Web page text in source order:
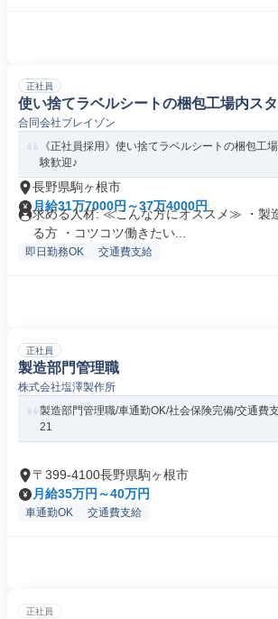
正社員
使い捨てラベルシートの梱包工場内ス
合同会社ブレイゾン
《正社員採用》使い捨てラベルシートの梱包工
験歓迎♪
長野県駒ヶ根市
月給31万7000円～37万4000円
求める人材: ≪こんな方にオススメ≫ ・製
る方 ・コツコツ働きたい...
即日勤務OK 交通費支給
正社員
製造部門管理職
株式会社塩澤製作所
製造部門管理職/車通勤OK/社会保険完備/交通費
21
〒399-4100長野県駒ヶ根市
月給35万円～40万円
車通勤OK 交通費支給
正社員